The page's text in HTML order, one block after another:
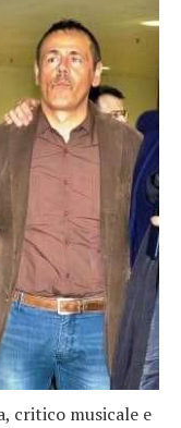
critico musicale e